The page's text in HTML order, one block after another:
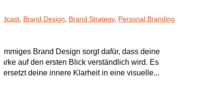
Brand Design Brand Strategy, Personal Branding
Brand Design sorgt dafür, dass deine
auf den ersten Blick verständlich wird. Es
deine innere Klarheit in eine visuelle...